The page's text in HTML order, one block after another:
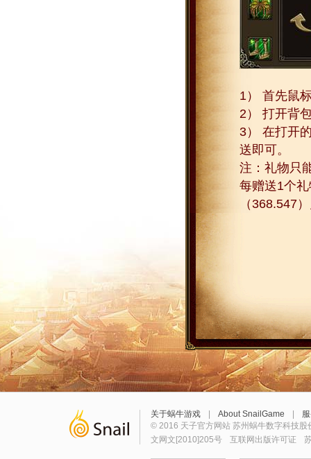
1） 首先鼠
2） 打开背
3） 在打开
送即可。
注：礼物只
每赠送1个
（368.547
关于蜗牛游戏 About SnailGame
© 2016 天子官方网站 苏州蜗牛数字科技
文网文[2010]205号
互联网出版许可证